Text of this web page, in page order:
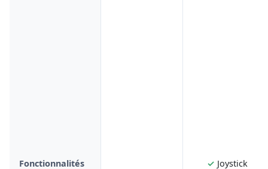
Fonctionnalités
✓ Joystick